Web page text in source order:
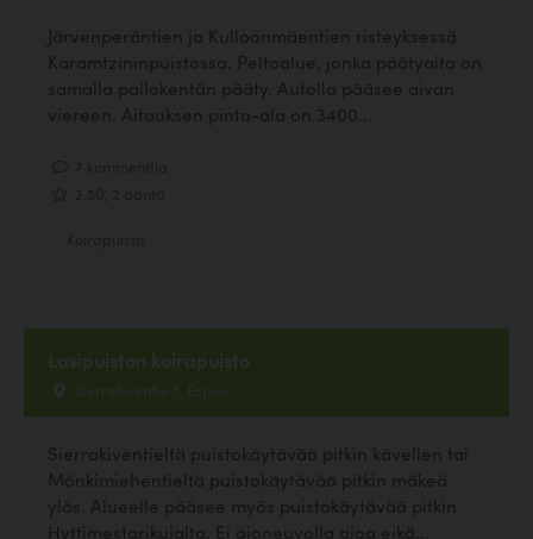
Järvenperäntien ja Kulloonmäentien risteyksessä
Karamtzininpuistossa. Peltoalue, jonka päätyaita on
samalla pallokentän pääty. Autolla pääsee aivan
viereen. Aitauksen pinta-ala on 3400...
Lasipuiston koirapuisto
Sierrakiventie 5, Espoo
Sierrakiventieltä puistokäytävää pitkin kävellen tai
Mönkimiehentieltä puistokäytävää pitkin mäkeä
ylös. Alueelle pääsee myös puistokäytävää pitkin
Hyttimestarikujalta. Ei ajoneuvolla ajoa eikä...